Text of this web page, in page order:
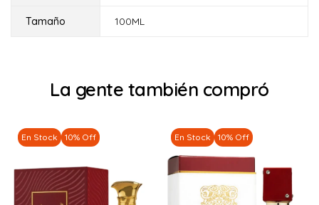
Tamaño 100ML
La gente también compró
En Stock 10% Off En Stock 10% Off